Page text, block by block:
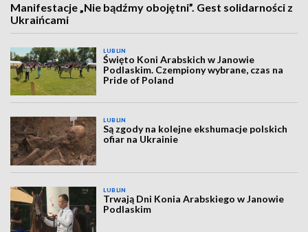
Manifestacje „Nie bądźmy obojętni”. Gest solidarności z
Ukraińcami
LUBLIN
Święto Koni Arabskich w Janowie
Podlaskim. Czempiony wybrane, czas na
Pride of Poland
LUBLIN
Są zgody na kolejne ekshumacje polskich
ofiar na Ukrainie
LUBLIN
Trwają Dni Konia Arabskiego w Janowie
Podlaskim